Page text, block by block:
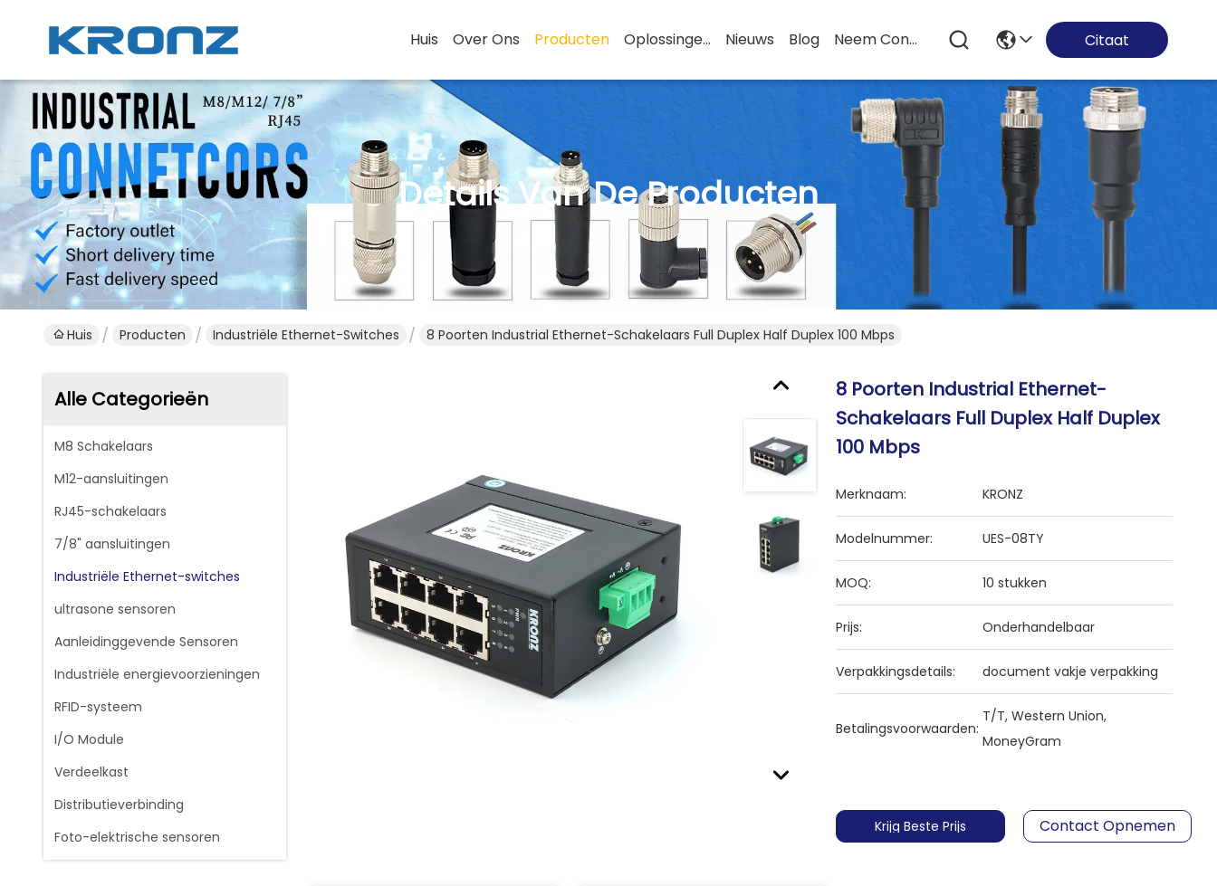
Huis Over Ons Producten Oplossingen Nieuws Blog Neem Contact Met Ons Op Citaat
Details Van De Producten
Huis Producten Industriële Ethernet-Switches 8 Poorten Industrial Ethernet-Schakelaars Full Duplex Half Duplex 100 Mbps
Alle Categorieën
M8 Schakelaars
M12-aansluitingen
RJ45-schakelaars
7/8" aansluitingen
Industriële Ethernet-switches
ultrasone sensoren
Aanleidinggevende Sensoren
Industriële energievoorzieningen
RFID-systeem
I/O Module
Verdeelkast
Distributieverbinding
Foto-elektrische sensoren
8 Poorten Industrial Ethernet-
Schakelaars Full Duplex Half Duplex
100 Mbps
Merknaam: KRONZ
Modelnummer: UES-08TY
MOQ: 10 stukken
Prijs: Onderhandelbaar
Verpakkingsdetails: document vakje verpakking
Betalingsvoorwaarden:
T/T, Western Union,
MoneyGram
Krijg Beste Prijs Contact Opnemen